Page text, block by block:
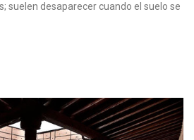
suelen desaparecer cuando el suelo se